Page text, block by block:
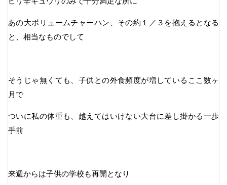
あの大ボリュームチャーハン、その約１／３を抱えるとなる
と、相当なものでして
そうじゃ無くても、子供との外食頻度が増しているここ数ヶ
月で
ついに私の体重も、越えてはいけない大台に差し掛かる一歩
手前
来週からは子供の学校も再開となり